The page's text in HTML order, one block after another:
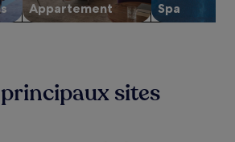
Apparte­ment Spa
sites